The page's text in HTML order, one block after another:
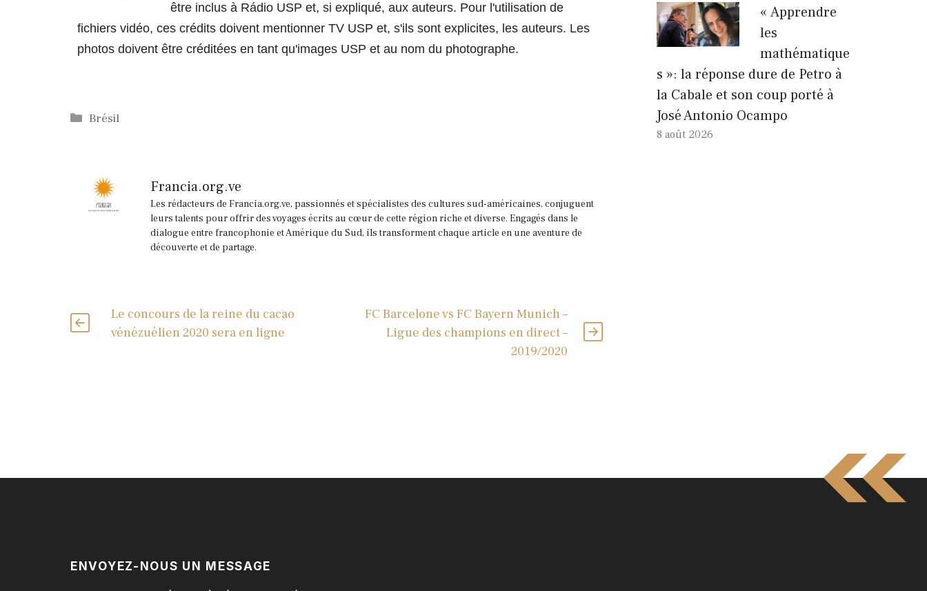
être inclus à Rádio USP et, si expliqué, aux auteurs. Pour l'utilisation de
fichiers vidéo, ces crédits doivent mentionner TV USP et, s'ils sont explicites, les auteurs. Les
photos doivent être créditées en tant qu'images USP et au nom du photographe.
Catégories
Brésil
Francia.org.ve
Les rédacteurs de Francia.org.ve, passionnés et spécialistes des cultures sud-américaines, conjuguent
leurs talents pour offrir des voyages écrits au cœur de cette région riche et diverse. Engagés dans le
dialogue entre francophonie et Amérique du Sud, ils transforment chaque article en une aventure de
découverte et de partage.
Le concours de la reine du cacao
vénézuélien 2020 sera en ligne
FC Barcelone vs FC Bayern Munich –
Ligue des champions en direct –
2019/2020
« Apprendre
les
mathématique
s »: la réponse dure de Petro à
la Cabale et son coup porté à
José Antonio Ocampo
8 août 2026
ENVOYEZ-NOUS UN MESSAGE